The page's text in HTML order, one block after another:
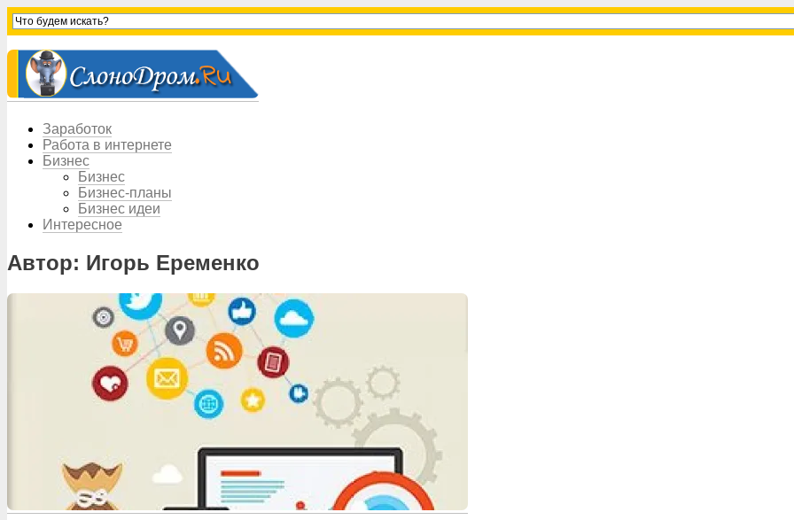
Заработок
Работа в интернете
Бизнес
Бизнес
Бизнес-планы
Бизнес идеи
Интересное
Автор: Игорь Еременко